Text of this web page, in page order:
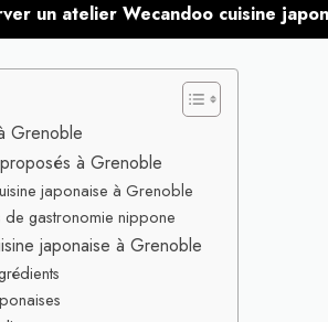
un atelier Wecandoo cuisine
Grenoble
à Grenoble
japonaise à Grenoble
de gastronomie nippone
japonaise à Grenoble